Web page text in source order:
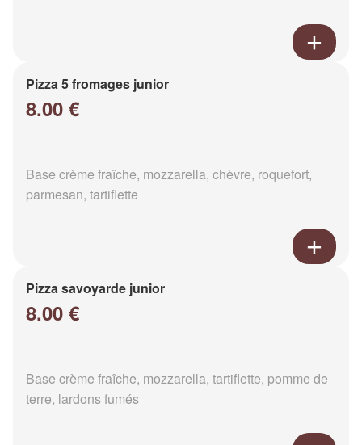
Pizza 5 fromages junior
8.00 €
Base crème fraîche, mozzarella, chèvre, roquefort,
parmesan, tartiflette
Pizza savoyarde junior
8.00 €
Base crème fraîche, mozzarella, tartiflette, pomme de
terre, lardons fumés